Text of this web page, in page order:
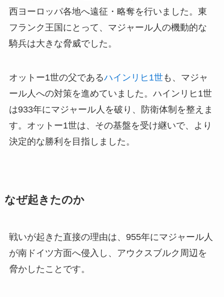
西ヨーロッパ各地へ遠征・略奪を行いました。東
フランク王国にとって、マジャール人の機動的な
騎兵は大きな脅威でした。
オットー1世の父であるハインリヒ1世も、マジャ
ール人への対策を進めていました。ハインリヒ1世
は933年にマジャール人を破り、防衛体制を整えま
す。オットー1世は、その基盤を受け継いで、より
決定的な勝利を目指しました。
なぜ起きたのか
戦いが起きた直接の理由は、955年にマジャール人
が南ドイツ方面へ侵入し、アウクスブルク周辺を
脅かしたことです。